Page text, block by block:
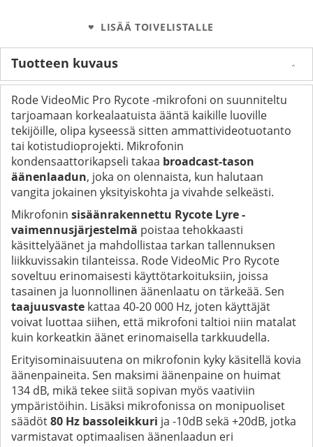
LISÄÄ TOIVELISTALLE
Tuotteen kuvaus
Rode VideoMic Pro Rycote -mikrofoni on suunniteltu
tarjoamaan korkealaatuista ääntä kaikille luoville
tekijöille, olipa kyseessä sitten ammattivideotuotanto
tai kotistudioprojekti. Mikrofonin
kondensaattorikapseli takaa broadcast-tason
äänenlaadun, joka on olennaista, kun halutaan
vangita jokainen yksityiskohta ja vivahde selkeästi.
Mikrofonin sisäänrakennettu Rycote Lyre -
vaimennusjärjestelmä poistaa tehokkaasti
käsittelyäänet ja mahdollistaa tarkan tallennuksen
liikkuvissakin tilanteissa. Rode VideoMic Pro Rycote
soveltuu erinomaisesti käyttötarkoituksiin, joissa
tasainen ja luonnollinen äänenlaatu on tärkeää. Sen
taajuusvaste kattaa 40-20 000 Hz, joten käyttäjät
voivat luottaa siihen, että mikrofoni taltioi niin matalat
kuin korkeatkin äänet erinomaisella tarkkuudella.
Erityisominaisuutena on mikrofonin kyky käsitellä kovia
äänenpaineita. Sen maksimi äänenpaine on huimat
134 dB, mikä tekee siitä sopivan myös vaativiin
ympäristöihin. Lisäksi mikrofonissa on monipuoliset
säädöt80 Hz bassoleikkuri ja -10dB sekä +20dB, jotka
varmistavat optimaalisen äänenlaadun eri